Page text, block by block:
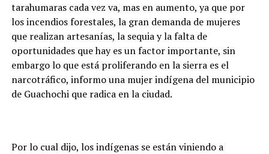
tarahumaras cada vez va, mas en aumento, ya que por
los incendios forestales, la gran demanda de mujeres
que realizan artesanías, la sequia y la falta de
oportunidades que hay es un factor importante, sin
embargo lo que está proliferando en la sierra es el
narcotráfico, informo una mujer indígena del municipio
de Guachochi que radica en la ciudad.
Por lo cual dijo, los indígenas se están viniendo a